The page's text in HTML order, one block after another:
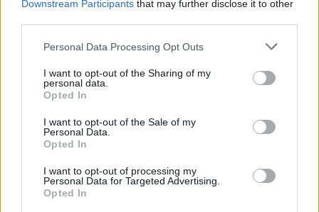
Downstream Participants that may further disclose it to other
Please note that this website/app uses one or more Google
not limited to your visit or usage behaviour. You may click to
grant or deny consent to Google and its third-party tags to
use your data for below specified purposes in below Google
consent section.
Personal Data Processing Opt Outs
I want to opt-out of the Sharing of my
personal data.
Opted In
I want to opt-out of the Sale of my
Personal Data.
Opted In
I want to opt-out of processing my
Personal Data for Targeted Advertising.
Opted In
Hírek
Hosszabbított a Honvéd külföldre vágyó fiatal
tehetsége